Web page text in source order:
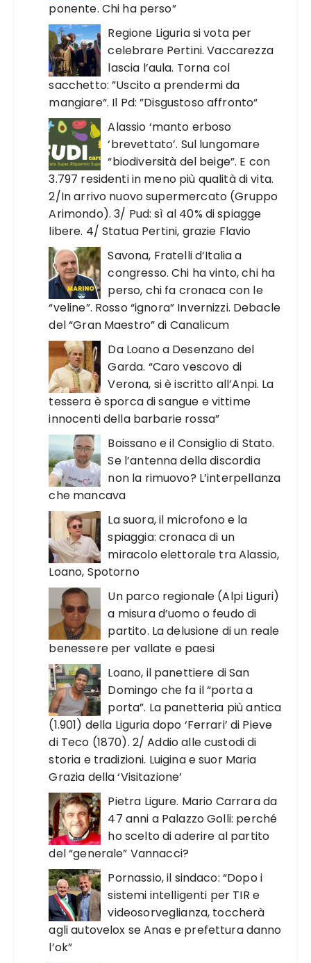
ponente. Chi ha perso”
Regione Liguria si vota per
celebrare Pertini. Vaccarezza
lascia l’aula. Torna col
sacchetto: ”Uscito a prendermi da
mangiare“. Il Pd: ”Disgustoso affronto“
Alassio ‘manto erboso
‘brevettato’. Sul lungomare
“biodiversità del beige”. E con
3.797 residenti in meno più qualità di vita.
2/In arrivo nuovo supermercato (Gruppo
Arimondo). 3/ Pud: sì al 40% di spiagge
libere. 4/ Statua Pertini, grazie Flavio
Savona, Fratelli d’Italia a
congresso. Chi ha vinto, chi ha
perso, chi fa cronaca con le
“veline”. Rosso “ignora” Invernizzi. Debacle
del “Gran Maestro” di Canalicum
Da Loano a Desenzano del
Garda. “Caro vescovo di
Verona, si è iscritto all’Anpi. La
tessera è sporca di sangue e vittime
innocenti della barbarie rossa”
Boissano e il Consiglio di Stato.
Se l’antenna della discordia
non la rimuovo? L’interpellanza
che mancava
La suora, il microfono e la
spiaggia: cronaca di un
miracolo elettorale tra Alassio,
Loano, Spotorno
Un parco regionale (Alpi Liguri)
a misura d’uomo o feudo di
partito. La delusione di un reale
benessere per vallate e paesi
Loano, il panettiere di San
Domingo che fa il “porta a
porta”. La panetteria più antica
(1.901) della Liguria dopo ‘Ferrari’ di Pieve
di Teco (1870). 2/ Addio alle custodi di
storia e tradizioni. Luigina e suor Maria
Grazia della ‘Visitazione’
Pietra Ligure. Mario Carrara da
47 anni a Palazzo Golli: perché
ho scelto di aderire al partito
del “generale” Vannacci?
Pornassio, il sindaco: “Dopo i
sistemi intelligenti per TIR e
videosorveglianza, toccherà
agli autovelox se Anas e prefettura danno
l’ok”